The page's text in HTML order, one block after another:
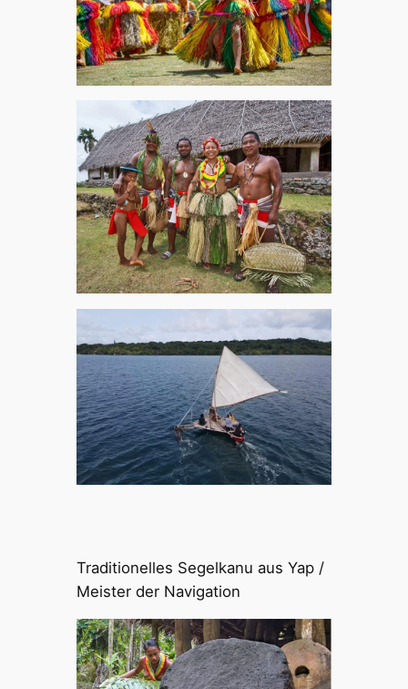
Traditionelles Segelkanu aus Yap /
Meister der Navigation